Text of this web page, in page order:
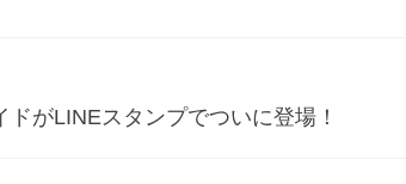
がLINEスタンプでついに登場！